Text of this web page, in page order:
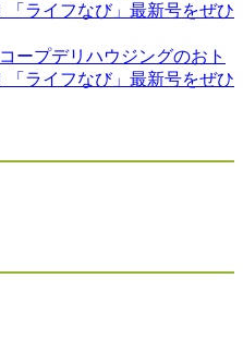
「ライフなび」最新号をぜひ
ープデリハウジングのおト
「ライフなび」最新号をぜひ